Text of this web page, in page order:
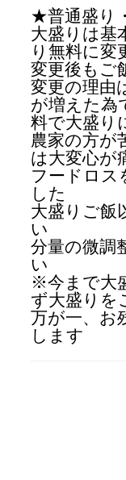
★普通盛り
大盛りは基
り無料に変
変更後もご
変更の理由
が増えた為
料で大盛り
農家の方が
は大変心が
フードロス
した
大盛りご飯
い
分量の微調
い
※今まで大
ず大盛りを
万が一、お
します